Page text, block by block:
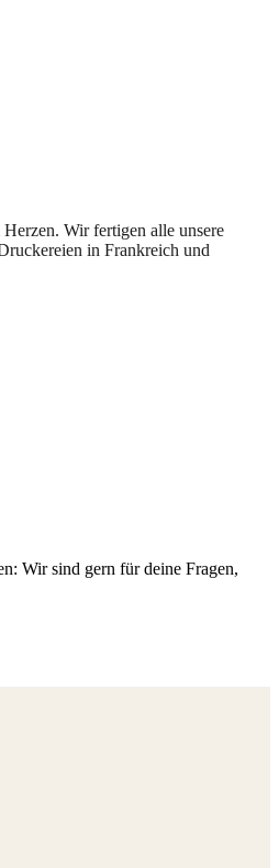
Wir fertigen alle unsere
in Frankreich und
Wir sind gern für deine Fragen,